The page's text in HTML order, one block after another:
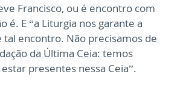
Francisco, ou é encontro com
é. E “a Liturgia nos garante a
tal encontro. Não precisamos de
da Última Ceia: temos
presentes nessa Ceia”.